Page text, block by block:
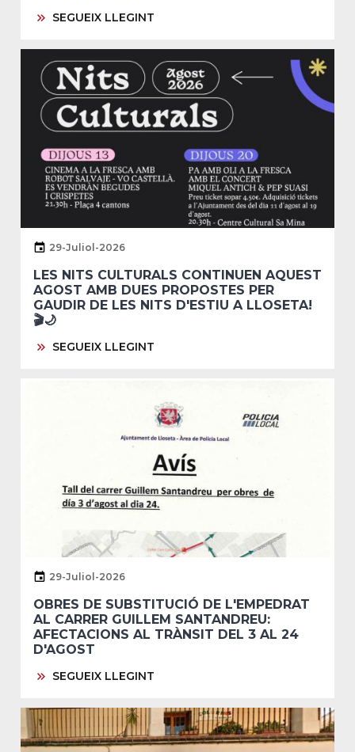
SEGUEIX LLEGINT
29-Juliol-2026
LES NITS CULTURALS CONTINUEN AQUEST
AGOST AMB DUES PROPOSTES PER
GAUDIR DE LES NITS D'ESTIU A LLOSETA!
🎬🌙
SEGUEIX LLEGINT
29-Juliol-2026
OBRES DE SUBSTITUCIÓ DE L'EMPEDRAT
AL CARRER GUILLEM SANTANDREU:
AFECTACIONS AL TRÀNSIT DEL 3 AL 24
D'AGOST
SEGUEIX LLEGINT